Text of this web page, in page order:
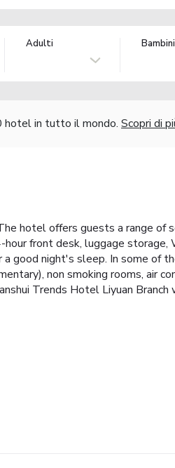
Adulti Bambini
hotel in tutto il mondo. Scopri di
hotel offers guests a range of
front desk, luggage
good night's sleep. In some of
non smoking rooms, air
Trends Hotel Liyuan